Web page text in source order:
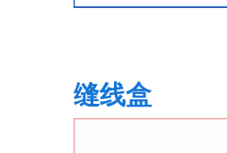
缝线盒